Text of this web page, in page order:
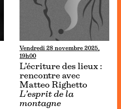
Vendredi 28 novembre 2025,
19h00
L’écriture des lieux :
rencontre avec
Matteo Righetto
L’esprit de la
montagne